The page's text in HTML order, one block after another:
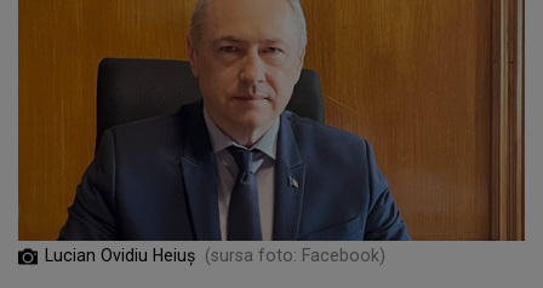
Lucian Ovidiu Heiuş (sursa foto: Facebook)